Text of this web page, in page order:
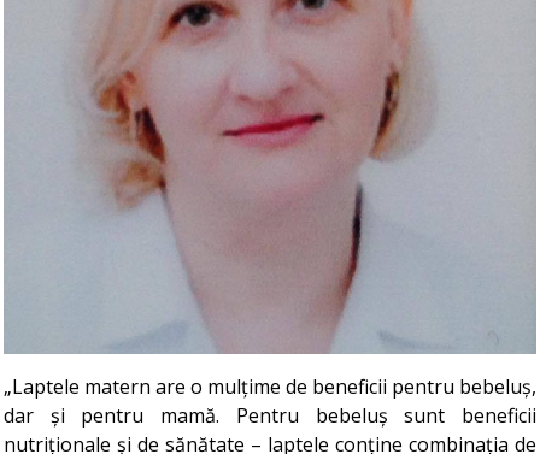
„Laptele matern are o mulțime de beneficii pentru bebeluș,
dar și pentru mamă. Pentru bebeluș sunt beneficii
nutriționale și de sănătate – laptele conține combinația de